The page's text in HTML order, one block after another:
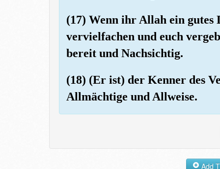
(17) Wenn ihr Allah ein gutes
vervielfachen und euch
bereit und Nachsichtig.
(18) (Er ist) der Kenner des
Allmächtige und Allweise.